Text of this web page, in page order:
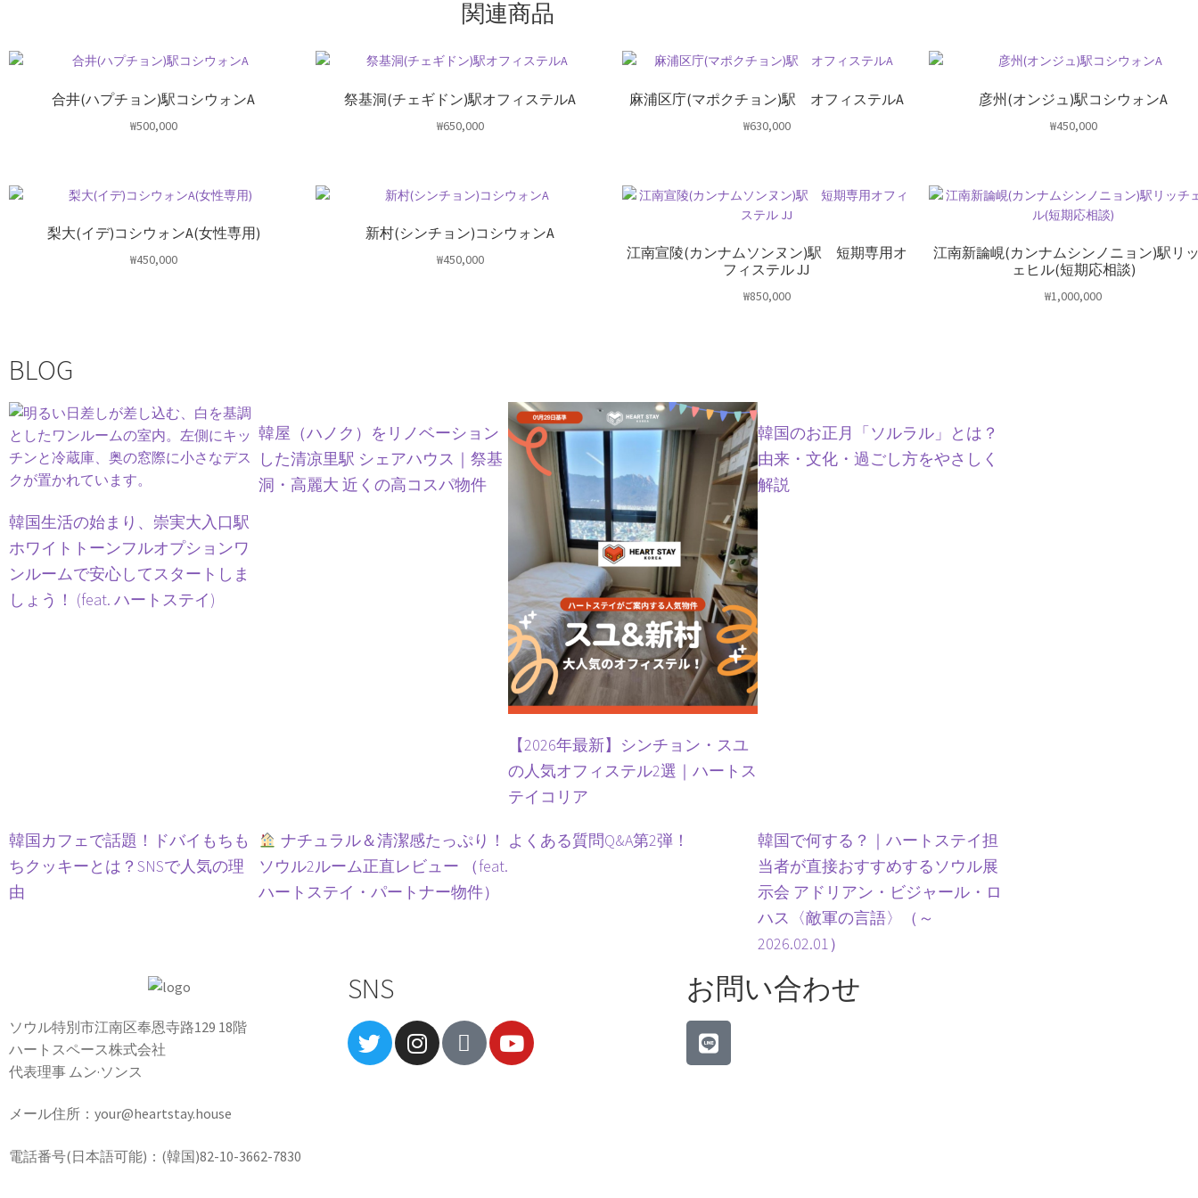
関連商品
合井(ハプチョン)駅コシウォンA
₩500,000
祭基洞(チェギドン)駅オフィステルA
₩650,000
麻浦区庁(マポクチョン)駅 オフィステルA
₩630,000
彦州(オンジュ)駅コシウォンA
₩450,000
梨大(イデ)コシウォンA(女性専用)
₩450,000
新村(シンチョン)コシウォンA
₩450,000
江南宣陵(カンナムソンヌン)駅 短期専用オ
フィステル JJ
₩850,000
江南新論峴(カンナムシンノニョン)駅リ
ェヒル(短期応相談)
₩1,000,000
BLOG
韓国生活の始まり、崇実大入口駅
ホワイトトーンフルオプションワ
ンルームで安心してスタートしま
しょう！ (feat. ハートステイ)
韓屋（ハノク）をリノベーション
した清凉里駅 シェアハウス｜祭基
洞・高麗大 近くの高コスパ物件
【2026年最新】シンチョン・スユ
の人気オフィステル2選｜ハートス
テイコリア
韓国のお正月「ソルラル」とは？
由来・文化・過ごし方をやさしく
解説
韓国カフェで話題！ドバイもちも
ちクッキーとは？SNSで人気の理
由
ナチュラル＆清潔感たっぷり！
ソウル2ルーム正直レビュー （feat.
ハートステイ・パートナー物件）
よくある質問Q&A第2弾！
韓国で何する？｜ハートステイ担
当者が直接おすすめするソウル展
示会 アドリアン・ビジャール・ロ
ハス〈敵軍の言語〉（～
2026.02.01）
ソウル特別市江南区奉恩寺路129 18階
ハートスペース株式会社
代表理事 ムン·ソンス
メール住所：your@heartstay.house
電話番号(日本語可能)：(韓国)82-10-3662-7830
SNS お問い合わせ